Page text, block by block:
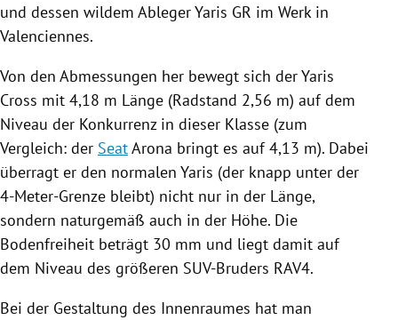
und dessen wildem Ableger Yaris GR im Werk in
Valenciennes.
Von den Abmessungen her bewegt sich der Yaris
Cross mit 4,18 m Länge (Radstand 2,56 m) auf dem
Niveau der Konkurrenz in dieser Klasse (zum
Vergleich: der SeatArona bringt es auf 4,13 m). Dabei
überragt er den normalen Yaris (der knapp unter der
4-Meter-Grenze bleibt) nicht nur in der Länge,
sondern naturgemäß auch in der Höhe. Die
Bodenfreiheit beträgt 30 mm und liegt damit auf
dem Niveau des größeren SUV-Bruders RAV4.
Bei der Gestaltung des Innenraumes hat man